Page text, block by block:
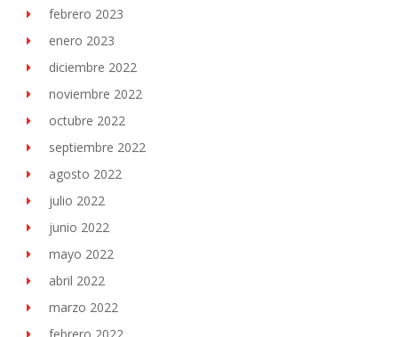
febrero 2023
enero 2023
diciembre 2022
noviembre 2022
octubre 2022
septiembre 2022
agosto 2022
julio 2022
junio 2022
mayo 2022
abril 2022
marzo 2022